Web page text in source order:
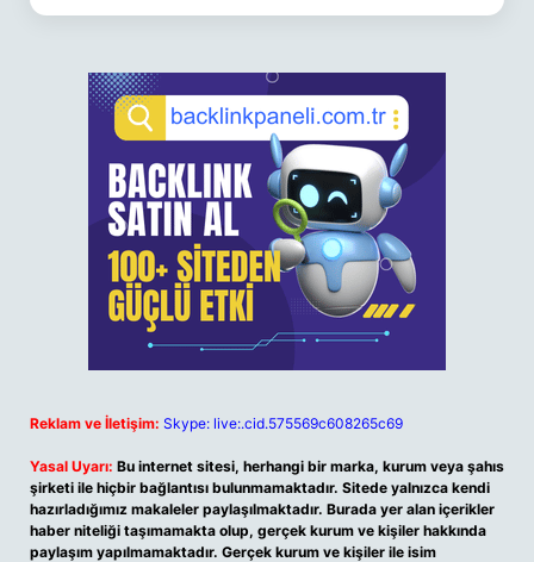
Reklam ve İletişim: Skype: live:.cid.575569c608265c69
Yasal Uyarı: Bu internet sitesi, herhangi bir marka, kurum veya şahıs
şirketi ile hiçbir bağlantısı bulunmamaktadır. Sitede yalnızca kendi
hazırladığımız makaleler paylaşılmaktadır. Burada yer alan içerikler
haber niteliği taşımamakta olup, gerçek kurum ve kişiler hakkında
paylaşım yapılmamaktadır. Gerçek kurum ve kişiler ile isim